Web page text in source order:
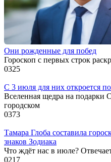
Они рожденные для побед
Гороскоп с первых строк
0325
С 3 июля для них откроется
Вселенная щедра на подарки
городском
0373
Тамара Глоба составила
знаков Зодиака
Что ждёт нас в июле?
0217